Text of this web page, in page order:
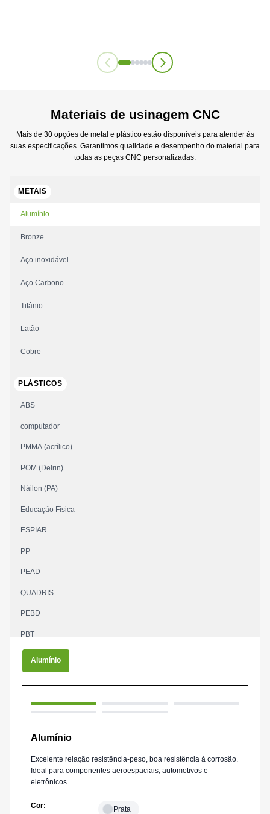
Materiais de usinagem CNC
Mais de 30 opções de metal e plástico estão disponíveis para atender às
suas especificações. Garantimos qualidade e desempenho do material para
todas as peças CNC personalizadas.
METAIS
Alumínio
Bronze
Aço inoxidável
Aço Carbono
Titânio
Latão
Cobre
PLÁSTICOS
ABS
computador
PMMA (acrílico)
POM (Delrin)
Náilon (PA)
Educação Física
ESPIAR
PP
PEAD
QUADRIS
PEBD
PBT
PVC
PTFE
UPE
Alumínio
Alumínio
Excelente relação resistência-peso, boa resistência à corrosão.
Ideal para componentes aeroespaciais, automotivos e
eletrônicos.
Cor: Prata